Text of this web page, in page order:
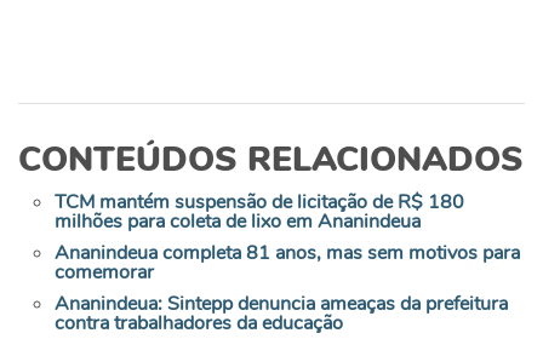
CONTEÚDOS RELACIONADOS
TCM mantém suspensão de licitação de R$ 180
milhões para coleta de lixo em Ananindeua
Ananindeua completa 81 anos, mas sem motivos para
comemorar
Ananindeua: Sintepp denuncia ameaças da prefeitura
contra trabalhadores da educação